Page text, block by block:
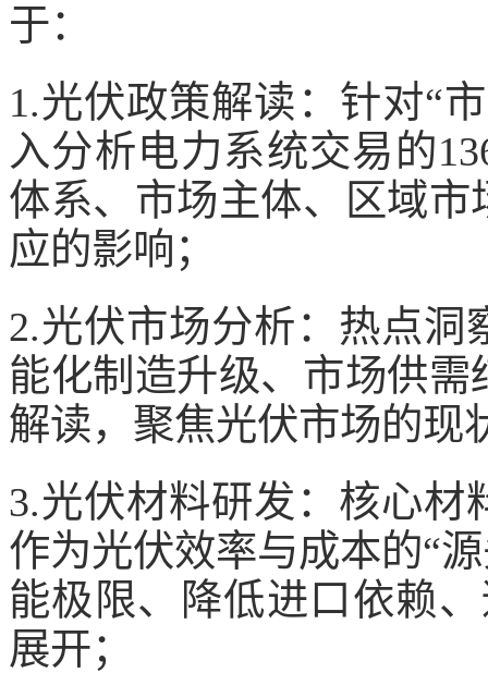
于：
1.光伏政策解读：针对“
入分析电力系统交易的
体系、市场主体、区域
应的影响；
2.光伏市场分析：热点洞
能化制造升级、市场供
解读，聚焦光伏市场的现
3.光伏材料研发：核心材
作为光伏效率与成本的“
能极限、降低进口依赖
展开；